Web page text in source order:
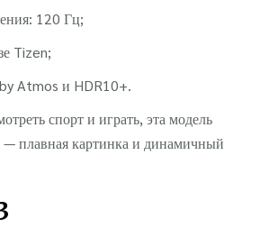
120 Гц;
Tizen;
Atmos и HDR10+.
спорт и играть, эта модель
— плавная картинка и динамичный